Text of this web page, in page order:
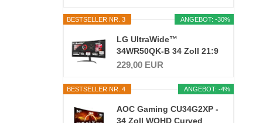
ANGEBOT: -30%
BESTSELLER NR. 3
LG UltraWide™
34WR50QK-B 34 Zoll 21:9
Curved...
229,00 EUR
ANGEBOT: -4%
BESTSELLER NR. 4
AOC Gaming CU34G2XP -
34 Zoll WQHD Curved